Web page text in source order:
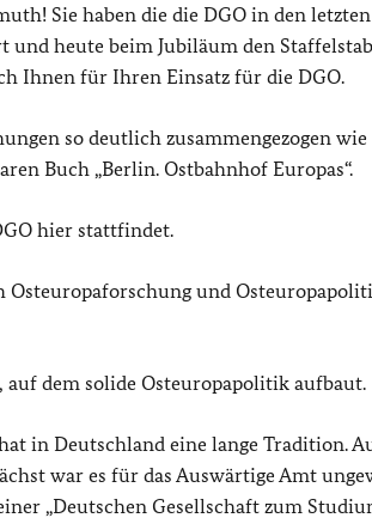
Sie haben die die DGO in den
und heute beim Jubiläum den Staffelstab
Ihnen für Ihren Einsatz für die DGO.
so deutlich zusammengezogen
Buch „Berlin. Ostbahnhof Europas“.
hier stattfindet.
Osteuropaforschung und
dem solide Osteuropapolitik aufbaut.
in Deutschland eine lange Tradition.
war es für das Auswärtige Amt
„Deutschen Gesellschaft zum